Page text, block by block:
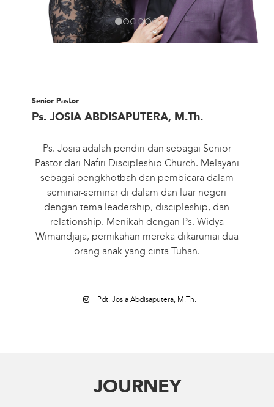
Senior Pastor
Ps. JOSIA ABDISAPUTERA, M.Th.
Ps. Josia adalah pendiri dan sebagai Senior
Pastor dari Nafiri Discipleship Church. Melayani
sebagai pengkhotbah dan pembicara dalam
seminar-seminar di dalam dan luar negeri
dengan tema leadership, discipleship, dan
relationship. Menikah dengan Ps. Widya
Wimandjaja, pernikahan mereka dikaruniai dua
orang anak yang cinta Tuhan.
Pdt. Josia Abdisaputera, M.Th.
JOURNEY